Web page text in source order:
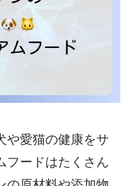
や愛猫の健康をサ
フードはたくさん